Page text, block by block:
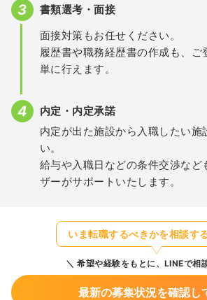
書類選考・面接
面接対策もお任せください。
履歴書や職務経歴書の作成も、ご
単に行えます。
内定・内定承諾
内定が出た施設から入職したい施
い。
給与や入職日などの条件交渉など
ザーがサポートいたします。
いま転職するべきかを相談す
希望や経験をもとに、LINEで相
最新の募集状況を確認し